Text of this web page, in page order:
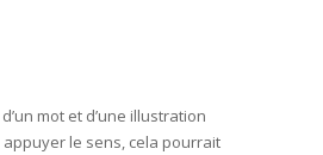
mot et d’une illustration
appuyer le sens, cela pourrait